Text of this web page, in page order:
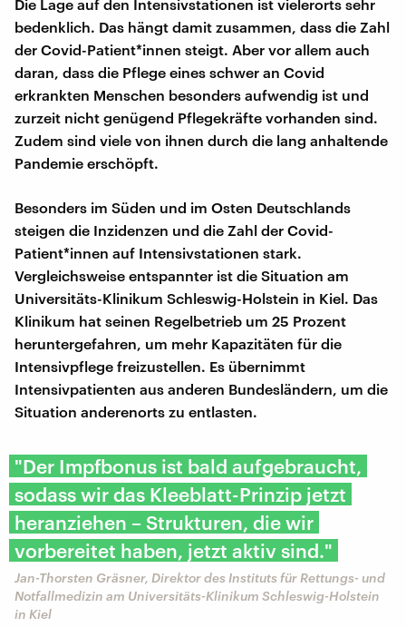
Die Lage auf den Intensivstationen ist vielerorts sehr
bedenklich. Das hängt damit zusammen, dass die Zahl
der Covid-Patient*innen steigt. Aber vor allem auch
daran, dass die Pflege eines schwer an Covid
erkrankten Menschen besonders aufwendig ist und
zurzeit nicht genügend Pflegekräfte vorhanden sind.
Zudem sind viele von ihnen durch die lang anhaltende
Pandemie erschöpft.
Besonders im Süden und im Osten Deutschlands
steigen die Inzidenzen und die Zahl der Covid-
Patient*innen auf Intensivstationen stark.
Vergleichsweise entspannter ist die Situation am
Universitäts-Klinikum Schleswig-Holstein in Kiel. Das
Klinikum hat seinen Regelbetrieb um 25 Prozent
heruntergefahren, um mehr Kapazitäten für die
Intensivpflege freizustellen. Es übernimmt
Intensivpatienten aus anderen Bundesländern, um die
Situation anderenorts zu entlasten.
"Der Impfbonus ist bald aufgebraucht,
sodass wir das Kleeblatt-Prinzip jetzt
heranziehen – Strukturen, die wir
vorbereitet haben, jetzt aktiv sind."
Jan-Thorsten Gräsner, Direktor des Instituts für Rettungs- und
Notfallmedizin am Universitäts-Klinikum Schleswig-Holstein
in Kiel